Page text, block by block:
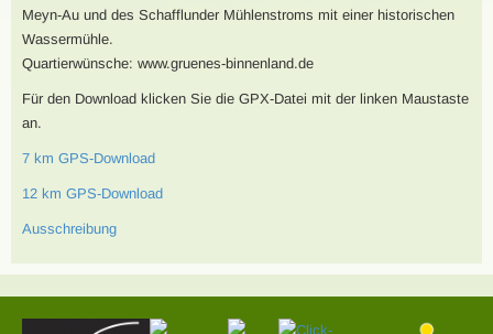
Meyn-Au und des Schafflunder Mühlenstroms mit einer historischen
Wassermühle.
Quartierwünsche: www.gruenes-binnenland.de
Für den Download klicken Sie die GPX-Datei mit der linken Maustaste
an.
7 km GPS-Download
12 km GPS-Download
Ausschreibung